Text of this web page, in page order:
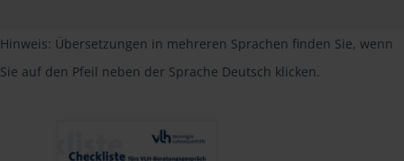
Hinweis: Übersetzungen in mehreren Sprachen finden Sie, wenn
Sie auf den Pfeil neben der Sprache Deutsch klicken.